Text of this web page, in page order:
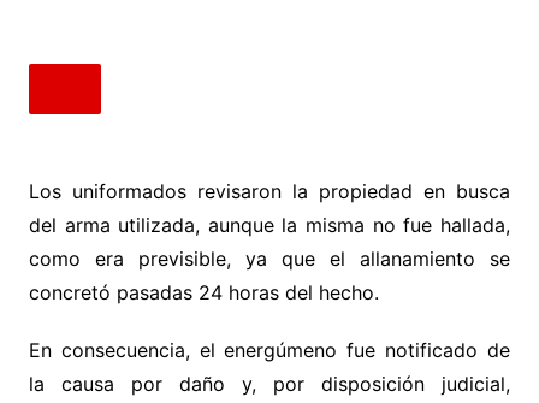
Los uniformados revisaron la propiedad en busca
del arma utilizada, aunque la misma no fue hallada,
como era previsible, ya que el allanamiento se
concretó pasadas 24 horas del hecho.
En consecuencia, el energúmeno fue notificado de
la causa por daño y, por disposición judicial,